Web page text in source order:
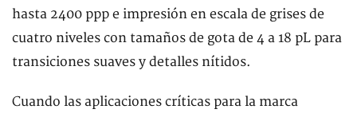
hasta 2400 ppp e impresión en escala de grises de
cuatro niveles con tamaños de gota de 4 a 18 pL para
transiciones suaves y detalles nítidos.
Cuando las aplicaciones críticas para la marca